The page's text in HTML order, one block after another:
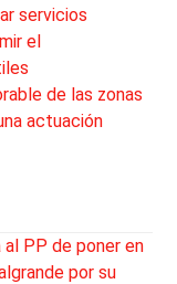
servicios
el
de las zonas
actuación
al PP de poner en
por su